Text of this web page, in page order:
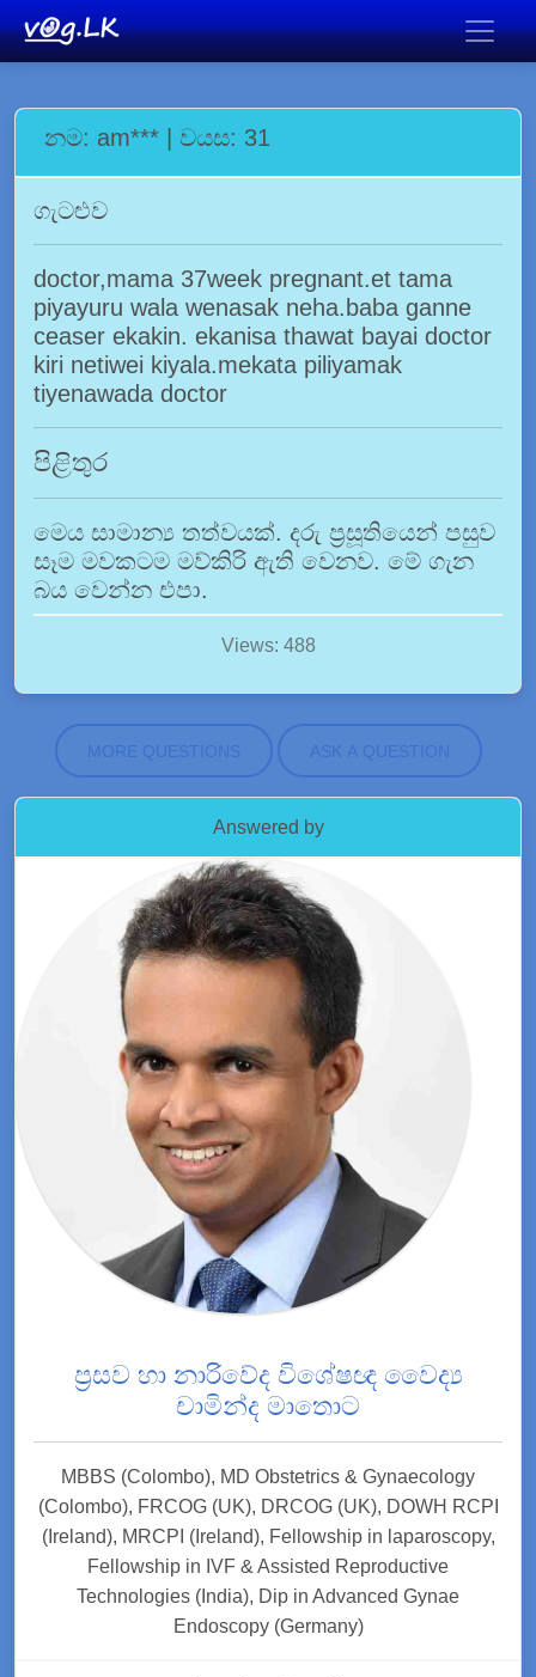
නම: am*** | වයස: 31
ගැටළුව
doctor,mama 37week pregnant.et tama
piyayuru wala wenasak neha.baba ganne
ceaser ekakin. ekanisa thawat bayai doctor
kiri netiwei kiyala.mekata piliyamak
tiyenawada doctor
පිළිතුර
මෙය සාමාන්‍ය තත්වයක්. දරු ප්‍රසූතියෙන් පසුව
සෑම මවකටම මව්කිරි ඇති වෙනව. මේ ගැන
බය වෙන්න එපා.
Views: 488
MORE QUESTIONS ASK A QUESTION
Answered by
ප්‍රසව හා නාරිවේද විශේෂඥ වෛද්‍ය
චාමින්ද මාතොට
MBBS (Colombo), MD Obstetrics & Gynaecology
(Colombo), FRCOG (UK), DRCOG (UK), DOWH RCPI
(Ireland), MRCPI (Ireland), Fellowship in laparoscopy,
Fellowship in IVF & Assisted Reproductive
Technologies (India), Dip in Advanced Gynae
Endoscopy (Germany)